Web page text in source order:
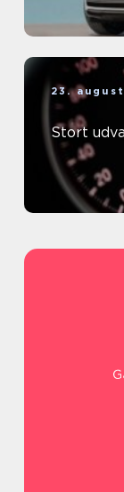
23.
Stort